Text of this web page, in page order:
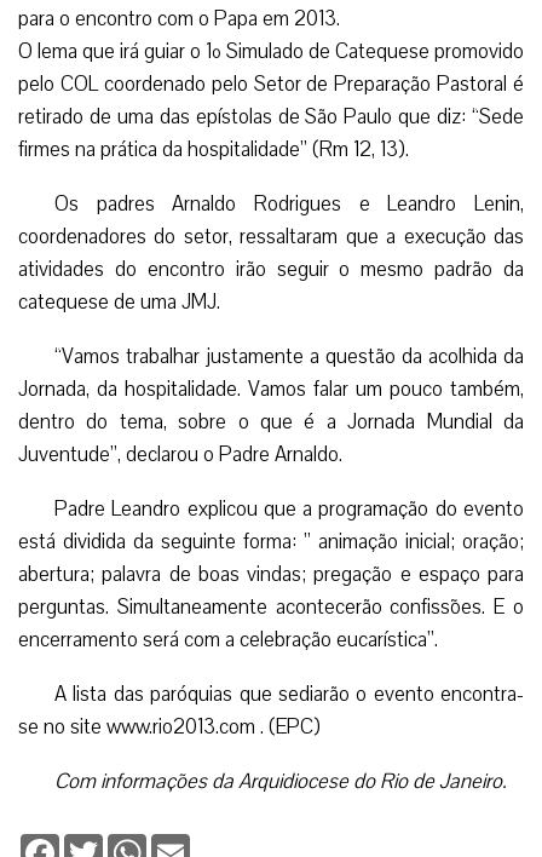
para o encontro com o Papa em 2013.
O lema que irá guiar o 1º Simulado de Catequese promovido
pelo COL coordenado pelo Setor de Preparação Pastoral é
retirado de uma das epístolas de São Paulo que diz: “Sede
firmes na prática da hospitalidade” (Rm 12, 13).
Os padres Arnaldo Rodrigues e Leandro Lenin,
coordenadores do setor, ressaltaram que a execução das
atividades do encontro irão seguir o mesmo padrão da
catequese de uma JMJ.
“Vamos trabalhar justamente a questão da acolhida da
Jornada, da hospitalidade. Vamos falar um pouco também,
dentro do tema, sobre o que é a Jornada Mundial da
Juventude”, declarou o Padre Arnaldo.
Padre Leandro explicou que a programação do evento
está dividida da seguinte forma: ” animação inicial; oração;
abertura; palavra de boas vindas; pregação e espaço para
perguntas. Simultaneamente acontecerão confissões. E o
encerramento será com a celebração eucarística”.
A lista das paróquias que sediarão o evento encontra-
se no site www.rio2013.com . (EPC)
Com informações da Arquidiocese do Rio de Janeiro.
Facebook
TwitterWhatsApp